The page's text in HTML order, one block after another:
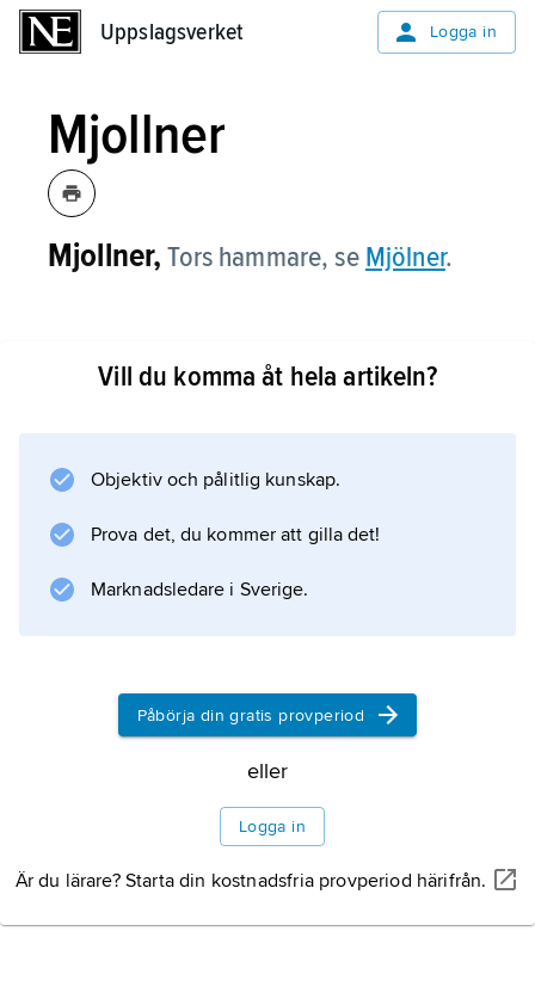
Uppslagsverket Logga in
Mjollner
Mjollner, Tors hammare, se Mjölner.
Vill du komma åt hela artikeln?
Objektiv och pålitlig kunskap.
Prova det, du kommer att gilla det!
Marknadsledare i Sverige.
Påbörja din gratis provperiod
eller
Logga in
Är du lärare? Starta din kostnadsfria provperiod härifrån.